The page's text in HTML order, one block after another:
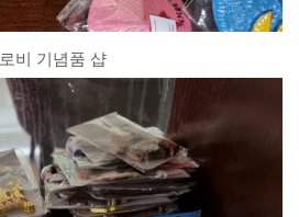
로비 기념품 샵